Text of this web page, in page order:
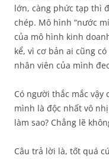
lớn, càng phức tạp thì
chép. Mô hình “nước
của mô hình kinh
kể, vì cơ bản ai cũng
nhân viên của mình
Có người thắc mắc
mình là độc nhất vô
làm sao? Chẳng lẽ
Câu trả lời là, tốt quá